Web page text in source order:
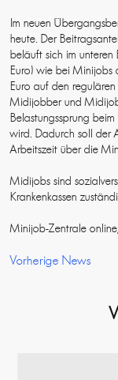
Im neuen
heute. Der
beläuft sich im
Euro) wie bei
Euro auf den
Midijobber und
Belastungssprung
wird. Dadurch soll der
Arbeitszeit über die
Midijobs sind
Krankenkassen
Minijob-Zentrale
Vorherige News